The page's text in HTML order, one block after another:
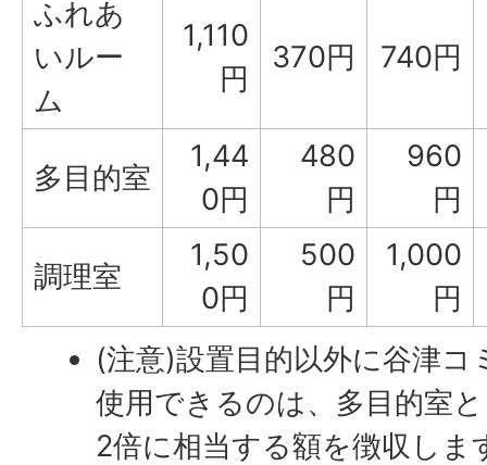
ふれあ
いルー
ム
1,110
円
370円 740円
多目的室
1,44
0円
480
円
960
円
調理室
1,50
0円
500
円
1,000
円
(注意)設置目的以外に谷津
使用できるのは、多目的室
2倍に相当する額を徴収しま